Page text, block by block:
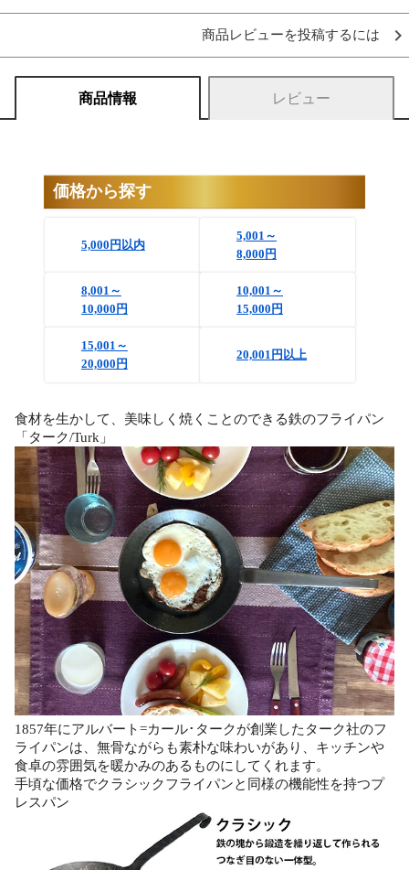
商品レビューを投稿するには
商品情報 レビュー
価格から探す
5,000円以内
5,001～
8,000円
8,001～
10,000円
10,001～
15,000円
15,001～
20,000円
20,001円以上
食材を生かして、美味しく焼くことのできる鉄のフライパン
「ターク/Turk」
1857年にアルバート=カール･タークが創業したターク社のフ
ライパンは、無骨ながらも素朴な味わいがあり、キッチンや
食卓の雰囲気を暖かみのあるものにしてくれます。
手頃な価格でクラシックフライパンと同様の機能性を持つプ
レスパン